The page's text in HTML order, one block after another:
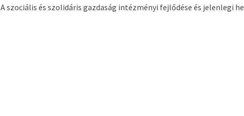
A szociális és szolidáris gazdaság intézményi fejlődése és jelenlegi